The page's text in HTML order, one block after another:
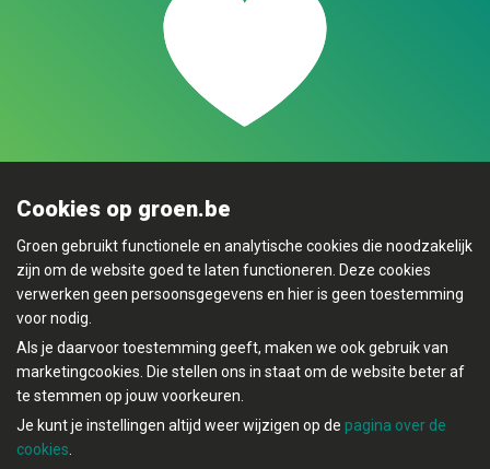
Cookies op groen.be
Groen gebruikt functionele en analytische cookies die noodzakelijk
zijn om de website goed te laten functioneren. Deze cookies
verwerken geen persoonsgegevens en hier is geen toestemming
voor nodig.
Als je daarvoor toestemming geeft, maken we ook gebruik van
marketingcookies. Die stellen ons in staat om de website beter af
te stemmen op jouw voorkeuren.
Je kunt je instellingen altijd weer wijzigen op de pagina over de
cookies
Mijn Groen